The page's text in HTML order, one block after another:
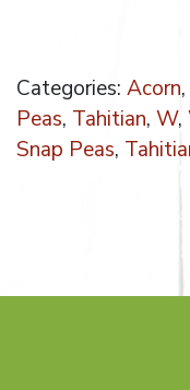
Categories: Acorn,
Peas, Tahitian, W,
Snap Peas,